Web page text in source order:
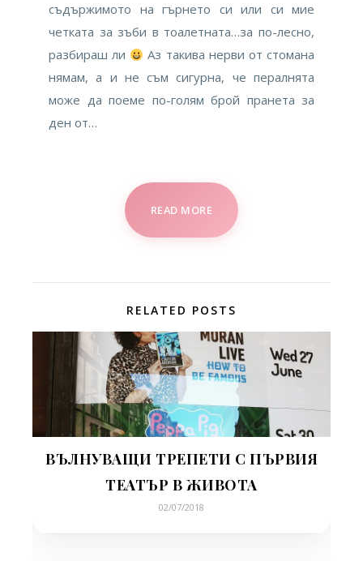
съдържимото на гърнето си или си мие
четката за зъби в тоалетната…за по-лесно,
разбираш ли
Аз такива нерви от стомана
нямам, а и не съм сигурна, че пералнята
може да поеме по-голям брой пранета за
ден от…
READ MORE
RELATED POSTS
ВЪЛНУВАЩИ ТРЕПЕТИ С ПЪРВИЯ
ТЕАТЪР В ЖИВОТА
02/07/2018